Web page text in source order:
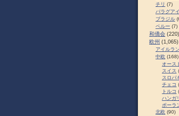
チリ (7)
パラグアイ
ブラジル
ペルー (7)
和僑会 (220)
欧州 (1,065)
アイルラ
中欧 (168)
オース
スイス
スロパ
チェコ
トルコ
ハンガ
ポーラ
北欧 (90)